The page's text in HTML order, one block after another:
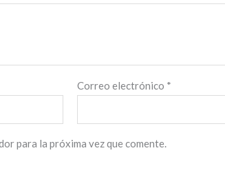
Correo electrónico *
para la próxima vez que comente.